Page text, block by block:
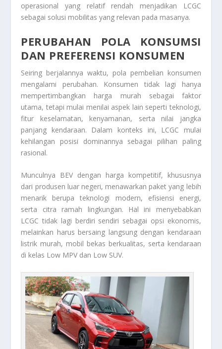
operasional yang relatif rendah menjadikan LCGC
sebagai solusi mobilitas yang relevan pada masanya.
PERUBAHAN POLA KONSUMSI
DAN PREFERENSI KONSUMEN
Seiring berjalannya waktu, pola pembelian konsumen
mengalami perubahan. Konsumen tidak lagi hanya
mempertimbangkan harga murah sebagai faktor
utama, tetapi mulai menilai aspek lain seperti teknologi,
fitur keselamatan, kenyamanan, serta nilai jangka
panjang kendaraan. Dalam konteks ini, LCGC mulai
kehilangan posisi dominannya sebagai pilihan paling
rasional.
Munculnya BEV dengan harga kompetitif, khususnya
dari produsen luar negeri, menawarkan paket yang lebih
menarik berupa teknologi modern, efisiensi energi,
serta citra ramah lingkungan. Hal ini menyebabkan
LCGC tidak lagi berdiri sendiri sebagai opsi ekonomis,
melainkan harus bersaing langsung dengan kendaraan
listrik murah, mobil bekas berkualitas, serta kendaraan
di kelas Low MPV dan Low SUV.